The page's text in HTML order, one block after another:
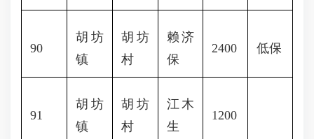
90
胡坊
镇
胡坊
村
赖济
保
2400 低保
91
胡坊
镇
胡坊
村
江木
生
1200